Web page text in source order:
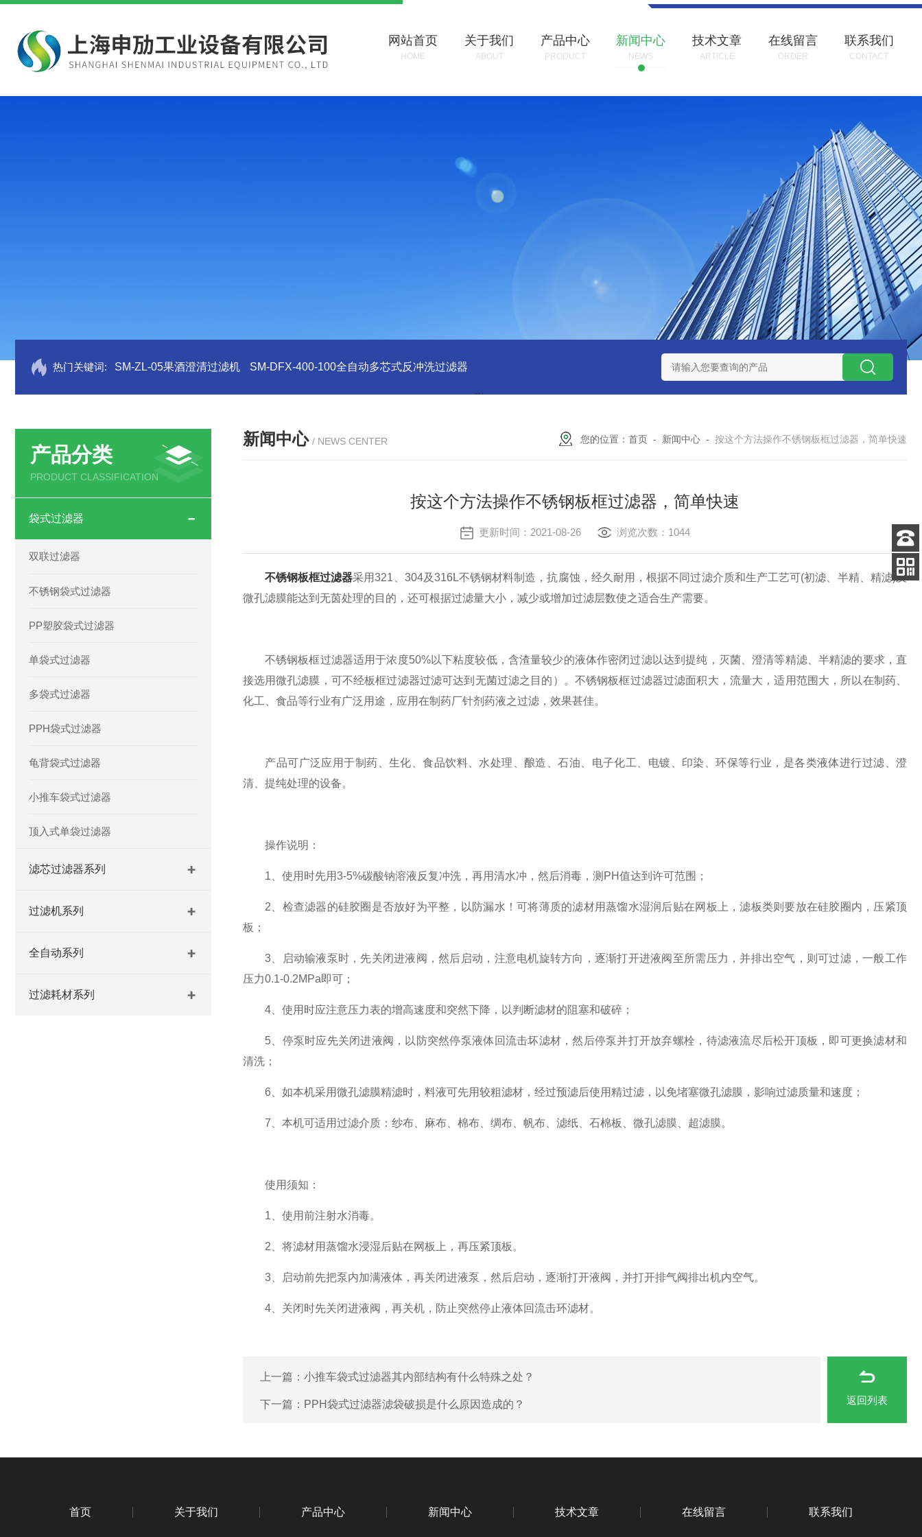
网站首页
HOME
关于我们
ABOUT
产品中心
PRODUCT
新闻中心
NEWS
技术文章
ARTICLE
在线留言
ORDER
联系我们
CONTACT
热门关键词: SM-ZL-05果酒澄清过滤机 SM-DFX-400-100全自动多芯式反冲洗过滤器 325循环水自清洗刷式过滤器 5芯10英寸烧结金属钛棒过
产品分类
PRODUCT CLASSIFICATION
袋式过滤器
双联过滤器
不锈钢袋式过滤器
PP塑胶袋式过滤器
单袋式过滤器
多袋式过滤器
PPH袋式过滤器
龟背袋式过滤器
小推车袋式过滤器
顶入式单袋过滤器
滤芯过滤器系列
过滤机系列
全自动系列
过滤耗材系列
新闻中心 / NEWS CENTER 您的位置： 首页 - 新闻中心 - 按这个方法操作不锈钢板框过滤器，简单快速
按这个方法操作不锈钢板框过滤器，简单快速
更新时间：2021-08-26 浏览次数：1044
不锈钢板框过滤器采用321、304及316L不锈钢材料制造，抗腐蚀，经久耐用，根据不同过滤介质和生产工艺可(初滤、半精、精滤)及
微孔滤膜能达到无茵处理的目的，还可根据过滤量大小，减少或增加过滤层数使之适合生产需要。
不锈钢板框过滤器适用于浓度50%以下粘度较低，含渣量较少的液体作密闭过滤以达到提纯，灭菌、澄清等精滤、半精滤的要求，直
接选用微孔滤膜，可不经板框过滤器过滤可达到无菌过滤之目的）。不锈钢板框过滤器过滤面积大，流量大，适用范围大，所以在制药、
化工、食品等行业有广泛用途，应用在制药厂针剂药液之过滤，效果甚佳。
产品可广泛应用于制药、生化、食品饮料、水处理、酿造、石油、电子化工、电镀、印染、环保等行业，是各类液体进行过滤、澄
清、提纯处理的设备。
操作说明：
1、使用时先用3-5%碳酸钠溶液反复冲洗，再用清水冲，然后消毒，测PH值达到许可范围；
2、检查滤器的硅胶圈是否放好为平整，以防漏水！可将薄质的滤材用蒸馏水湿润后贴在网板上，滤板类则要放在硅胶圈内，压紧顶
板；
3、启动输液泵时，先关闭进液阀，然后启动，注意电机旋转方向，逐渐打开进液阀至所需压力，并排出空气，则可过滤，一般工作
压力0.1-0.2MPa即可；
4、使用时应注意压力表的增高速度和突然下降，以判断滤材的阻塞和破碎；
5、停泵时应先关闭进液阀，以防突然停泵液体回流击坏滤材，然后停泵并打开放弃螺栓，待滤液流尽后松开顶板，即可更换滤材和
清洗；
6、如本机采用微孔滤膜精滤时，料液可先用较粗滤材，经过预滤后使用精过滤，以免堵塞微孔滤膜，影响过滤质量和速度；
7、本机可适用过滤介质：纱布、麻布、棉布、绸布、帆布、滤纸、石棉板、微孔滤膜、超滤膜。
使用须知：
1、使用前注射水消毒。
2、将滤材用蒸馏水浸湿后贴在网板上，再压紧顶板。
3、启动前先把泵内加满液体，再关闭进液泵，然后启动，逐渐打开液阀，并打开排气阀排出机内空气。
4、关闭时先关闭进液阀，再关机，防止突然停止液体回流击环滤材。
上一篇： 小推车袋式过滤器其内部结构有什么特殊之处？
下一篇： PPH袋式过滤器滤袋破损是什么原因造成的？ 返回列表
首页 关于我们 产品中心 新闻中心 技术文章 在线留言 联系我们
客服
电话